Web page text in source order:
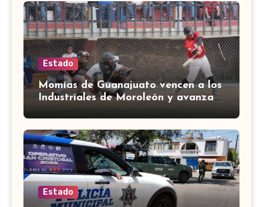
Estado
Momias de Guanajuato vencen a los
Industriales de Moroleón y avanzan
a la final estatal de béisbol
Estado